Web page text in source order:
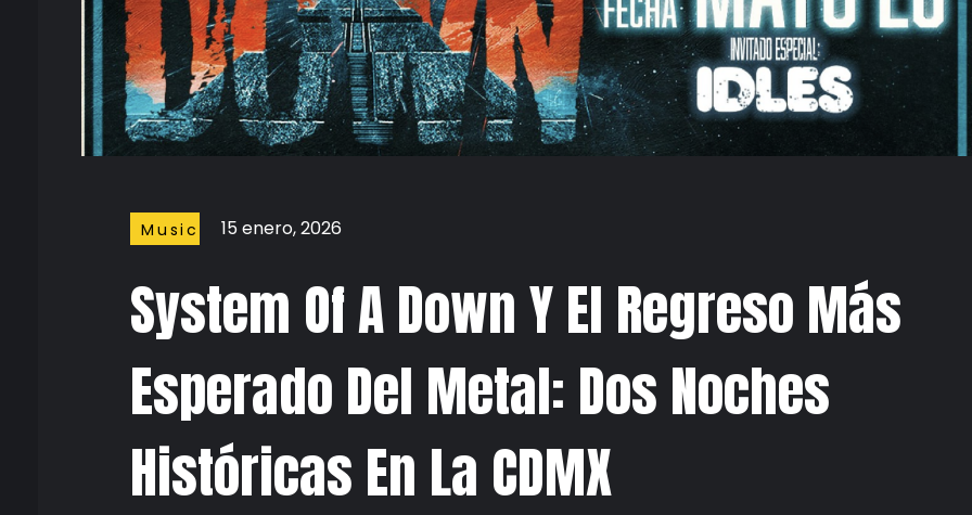
System Of A Down Y El Regreso Más
Esperado Del Metal: Dos Noches
Históricas En La CDMX
15 enero, 2026
Music